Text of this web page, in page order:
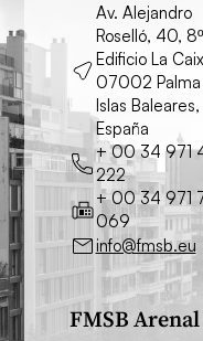
Av. Alejandro
Roselló, 40, 8º
Edificio La
07002 Palma
Islas Baleares,
España
+ 00 34 971
222
+ 00 34 971
069
info@fmsb.eu
FMSB Arenal